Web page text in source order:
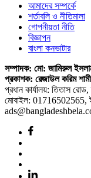
আমাদের সম্পর্কে
শর্তাবলি ও নীতিমালা
গোপনীয়তা নীতি
বিজ্ঞাপন
বাংলা কনভাটার
সম্পাদক: মো: জামিরুল
প্রকাশক: রেজাউল করিম
প্রধান কার্যালয়: তিতাস
মোবাইল: